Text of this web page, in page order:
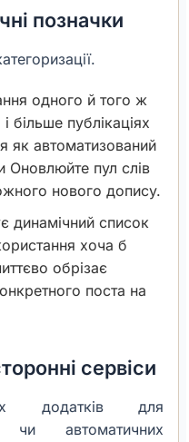
позначки
одного й того ж
більше публікаціях
як автоматизований
Оновлюйте пул слів
нового допису.
динамічний список
хоча б
обрізає
поста на
сервіси
додатків для
чи автоматичних